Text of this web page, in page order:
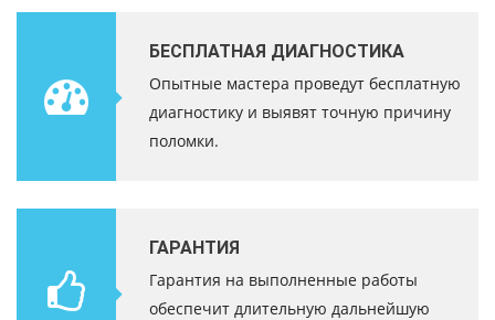
БЕСПЛАТНАЯ ДИАГНОСТИКА
Опытные мастера проведут бесплатную
диагностику и выявят точную причину
поломки.
ГАРАНТИЯ
Гарантия на выполненные работы
обеспечит длительную дальнейшую